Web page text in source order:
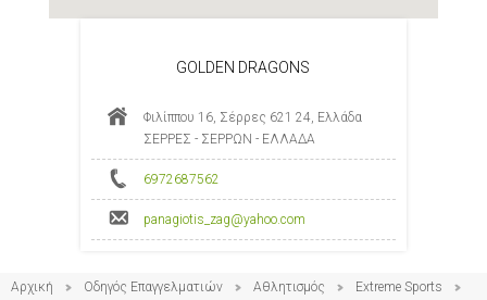
GOLDEN DRAGONS
Φιλίππου 16, Σέρρες 621 24, Ελλάδα
ΣΕΡΡΕΣ - ΣΕΡΡΩΝ - ΕΛΛΑΔΑ
6972687562
panagiotis_zag@yahoo.com
Αρχική Οδηγός Επαγγελματιών Αθλητισμός
Extreme Sports